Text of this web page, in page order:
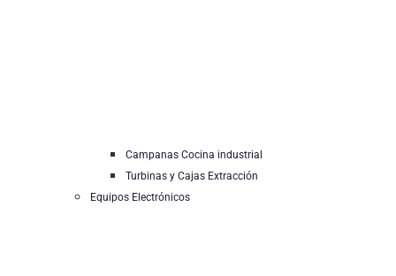
Campanas Cocina industrial
Turbinas y Cajas Extracción
Equipos Electrónicos